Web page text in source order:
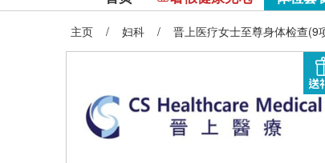
主页 / 妇科 / 晋上医疗女士至尊身体检查(9
送